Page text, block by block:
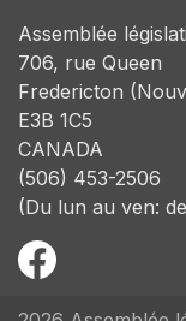
Assemblée
706, rue Queen
Fredericton
E3B 1C5
CANADA
(506) 453-2506
(Du lun au ven: